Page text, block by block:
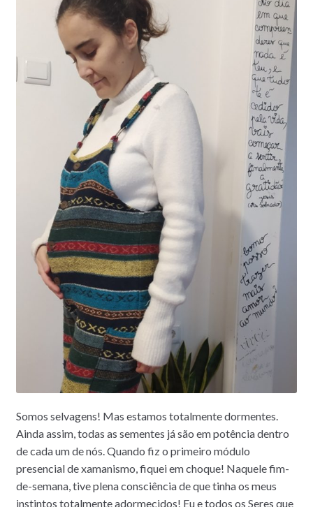
Somos selvagens! Mas estamos totalmente dormentes.
Ainda assim, todas as sementes já são em potência dentro
de cada um de nós. Quando fiz o primeiro módulo
presencial de xamanismo, fiquei em choque! Naquele fim-
de-semana, tive plena consciência de que tinha os meus
instintos totalmente adormecidos! Eu e todos os Seres que